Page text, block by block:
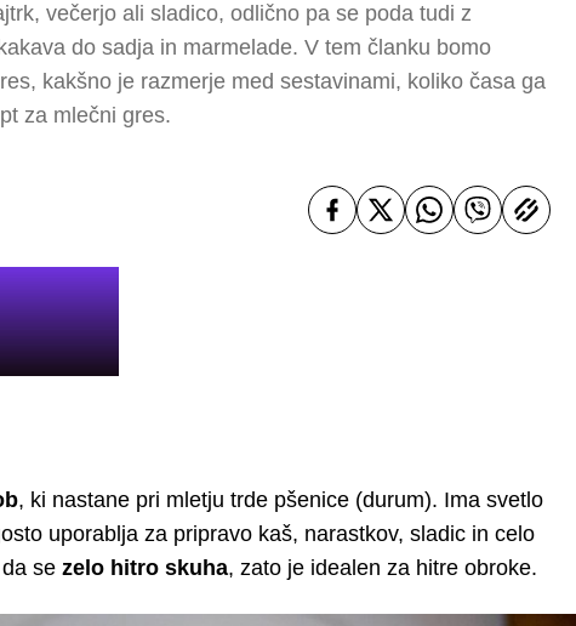
večerjo ali sladico, odlično pa se poda tudi z
do sadja in marmelade. V tem članku bomo
kakšno je razmerje med sestavinami, koliko časa ga
za mlečni gres.
, ki nastane pri mletju trde pšenice (durum). Ima svetlo
uporablja za pripravo kaš, narastkov, sladic in celo
se zelo hitro skuha, zato je idealen za hitre obroke.